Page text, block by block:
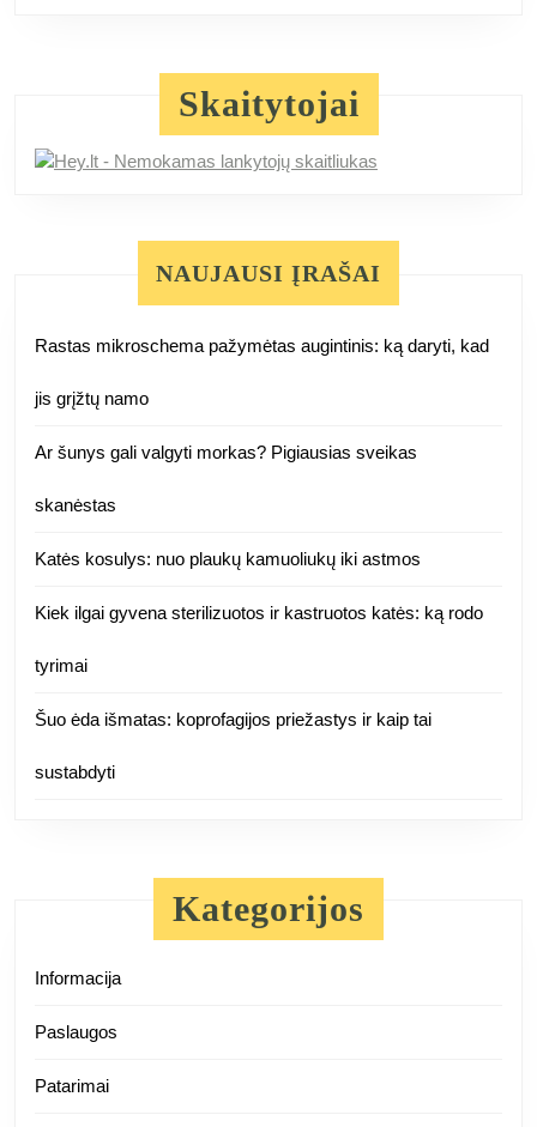
Skaitytojai
NAUJAUSI ĮRAŠAI
Rastas mikroschema pažymėtas augintinis: ką daryti, kad
jis grįžtų namo
Ar šunys gali valgyti morkas? Pigiausias sveikas
skanėstas
Katės kosulys: nuo plaukų kamuoliukų iki astmos
Kiek ilgai gyvena sterilizuotos ir kastruotos katės: ką rodo
tyrimai
Šuo ėda išmatas: koprofagijos priežastys ir kaip tai
sustabdyti
Kategorijos
Informacija
Paslaugos
Patarimai